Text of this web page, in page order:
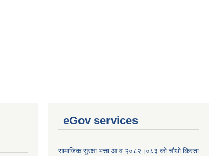
eGov services
सामाजिक सुरक्षा भत्ता आ.व.२०८२।०८३ को चौथो किस्ता